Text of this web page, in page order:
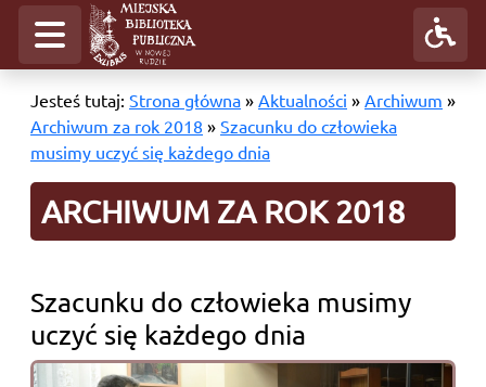
Jesteś tutaj: Strona główna » Aktualności » Archiwum »
Archiwum za rok 2018 » Szacunku do człowieka
musimy uczyć się każdego dnia
ARCHIWUM ZA ROK 2018
Szacunku do człowieka musimy
uczyć się każdego dnia